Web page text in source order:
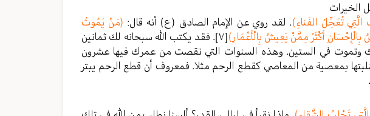
الخيرات
تُعَجِّلُ الفَناءِ). لقد روي عن الإمام الصادق (ع) أنه قال: (مَنْ يَمُوتُ
أَكْثَرُ مِمَّنْ يَعِيشُ بِالْأَعْمَارِ)[٧]
. فقد يكتب الله سبحانه لك ثمانين
وتموت في الستين. وهذه السنوات التي نقصت من عمرك فيها عشرون
بمعصية من المعاصي كقطع الرحم مثلا. فمعروف أن قطع الرحم يبتر